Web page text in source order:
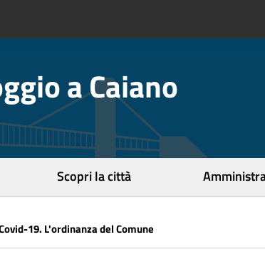
a Caiano
Scopri la città
19. L'ordinanza del Comune